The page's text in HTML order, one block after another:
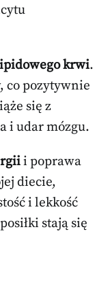
krwi.
co pozytywnie
się z
i udar mózgu.
i poprawa
diecie,
i lekkość
stają się